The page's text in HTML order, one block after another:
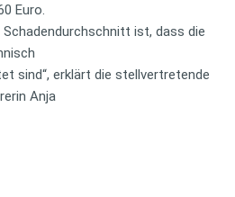
Euro.
Schadendurchschnitt ist, dass die
sind“, erklärt die stellvertretende
Anja